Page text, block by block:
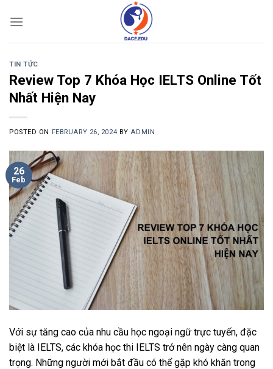
TIN TỨC
Review Top 7 Khóa Học IELTS Online Tốt
Nhất Hiện Nay
POSTED ON FEBRUARY 26, 2024 BY ADMIN
26
Feb
Với sự tăng cao của nhu cầu học ngoại ngữ trực tuyến, đặc
biệt là IELTS, các khóa học thi IELTS trở nên ngày càng quan
trọng. Những người mới bắt đầu có thể gặp khó khăn trong